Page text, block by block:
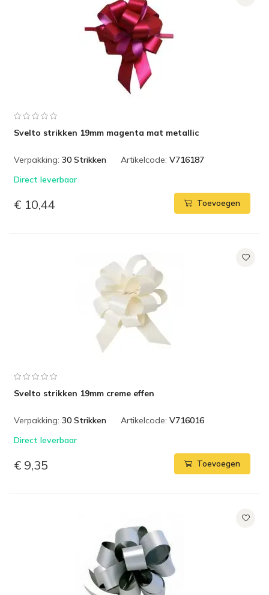
Svelto strikken 19mm magenta mat metallic
Verpakking: 30 Strikken Artikelcode: V716187
Direct leverbaar
€ 10,44 Toevoegen
Svelto strikken 19mm creme effen
Verpakking: 30 Strikken Artikelcode: V716016
Direct leverbaar
€ 9,35 Toevoegen